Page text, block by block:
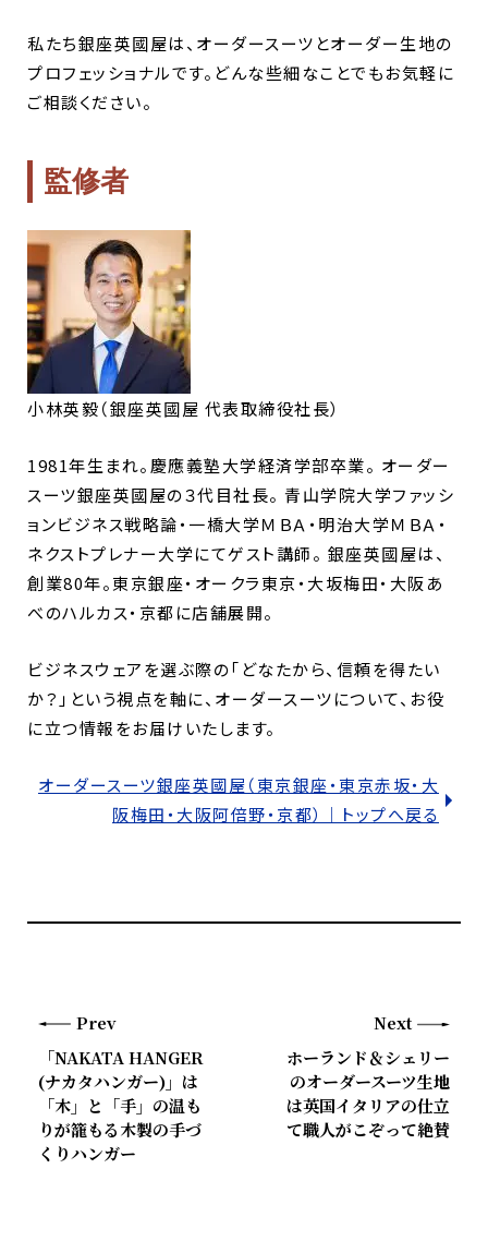
私たち銀座英國屋は、オーダースーツとオーダー生地の
プロフェッショナルです。どんな些細なことでもお気軽に
ご相談ください。
監修者
小林英毅（銀座英國屋 代表取締役社長）
1981年生まれ。慶應義塾大学経済学部卒業。 オーダー
スーツ銀座英國屋の３代目社長。 青山学院大学ファッシ
ョンビジネス戦略論・一橋大学ＭＢＡ・明治大学ＭＢＡ・
ネクストプレナー大学にてゲスト講師。 銀座英國屋は、
創業80年。東京銀座・オークラ東京・大坂梅田・大阪あ
べのハルカス・京都に店舗展開。
ビジネスウェアを選ぶ際の「どなたから、信頼を得たい
か？」という視点を軸に、オーダースーツについて、お役
に立つ情報をお届けいたします。
オーダースーツ銀座英國屋（東京銀座・東京赤坂・大
阪梅田・大阪阿倍野・京都）｜トップへ戻る
Prev
「NAKATA HANGER
(ナカタハンガー)」は
「木」と「手」の温も
りが籠もる木製の手づ
くりハンガー
Next
ホーランド＆シェリー
のオーダースーツ生地
は英国イタリアの仕立
て職人がこぞって絶賛